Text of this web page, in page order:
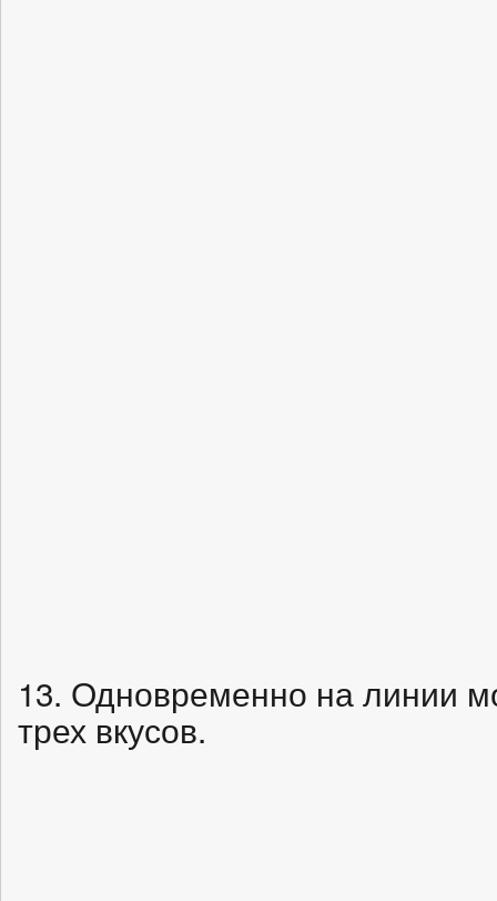
13. Одновременно на линии
трех вкусов.